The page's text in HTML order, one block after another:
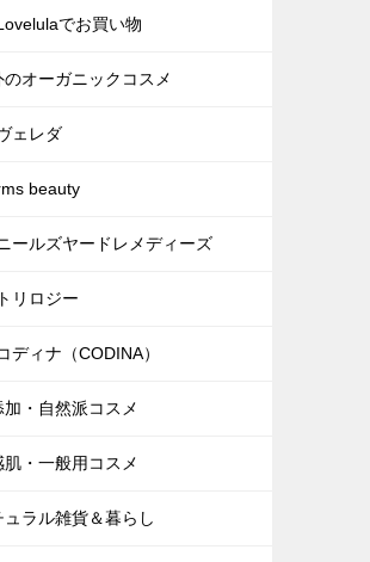
でお買い物
のオーガニックコスメ
ェレダ
beauty
ールズヤードレメディーズ
トリロジー
ディナ（CODINA）
加・自然派コスメ
肌・一般用コスメ
ュラル雑貨＆暮らし